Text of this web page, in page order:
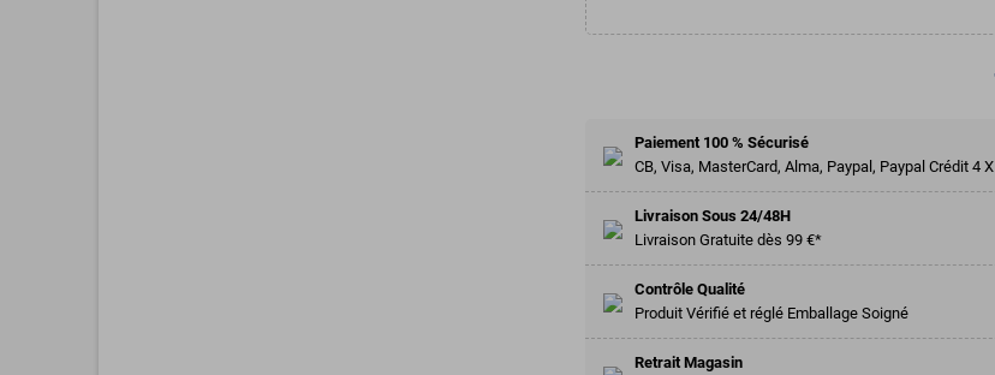
Paiement 100 % Sécurisé
CB, Visa, MasterCard, Alma, Paypal, Paypal Crédit 4 X
Livraison Sous 24/48H
Livraison Gratuite dès 99 €*
Contrôle Qualité
Produit Vérifié et réglé Emballage Soigné
Retrait Magasin